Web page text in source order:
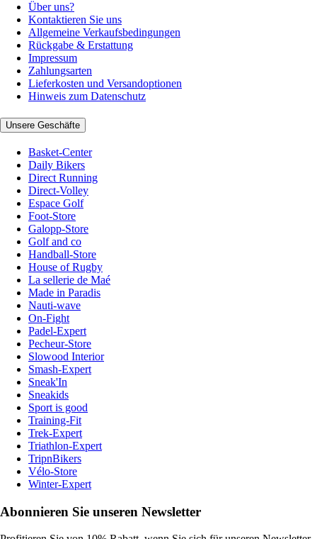
Über uns?
Kontaktieren Sie uns
Allgemeine Verkaufsbedingungen
Rückgabe & Erstattung
Impressum
Zahlungsarten
Lieferkosten und Versandoptionen
Hinweis zum Datenschutz
Unsere Geschäfte
Basket-Center
Daily Bikers
Direct Running
Direct-Volley
Espace Golf
Foot-Store
Galopp-Store
Golf and co
Handball-Store
House of Rugby
La sellerie de Maé
Made in Paradis
Nauti-wave
On-Fight
Padel-Expert
Pecheur-Store
Slowood Interior
Smash-Expert
Sneak'In
Sneakids
Sport is good
Training-Fit
Trek-Expert
Triathlon-Expert
TripnBikers
Vélo-Store
Winter-Expert
Abonnieren Sie unseren Newsletter